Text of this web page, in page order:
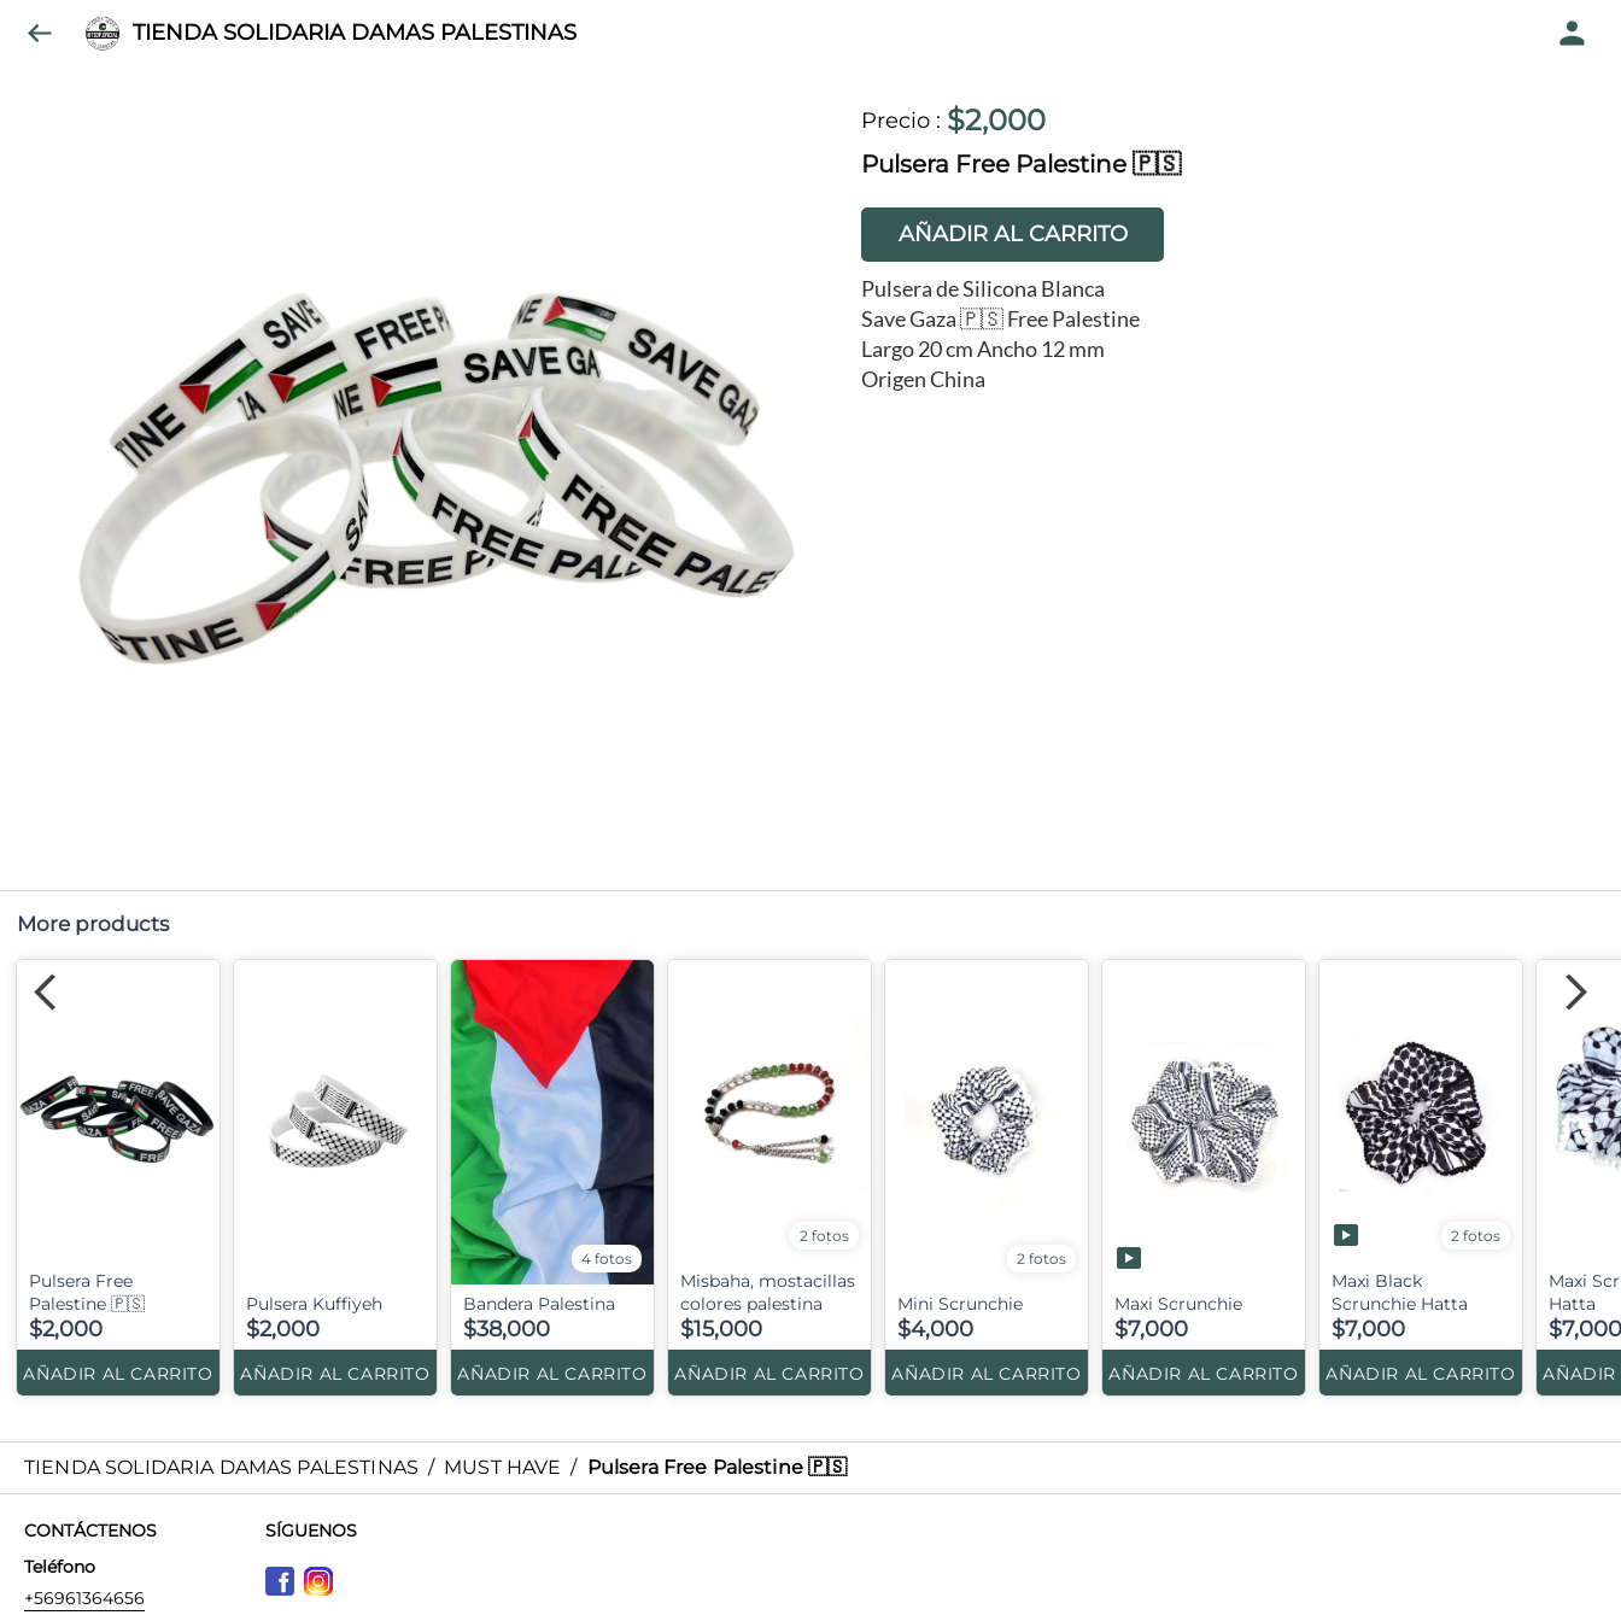
TIENDA SOLIDARIA DAMAS PALESTINAS
Precio : $2,000
Pulsera Free Palestine 🇵🇸
AÑADIR AL CARRITO
Pulsera de Silicona Blanca
Save Gaza 🇵🇸 Free Palestine
Largo 20 cm Ancho 12 mm
Origen China
More products
Pulsera Free
Palestine 🇵🇸
$2,000
AÑADIR AL CARRITO
Pulsera Kuffiyeh
$2,000
AÑADIR AL CARRITO
4 fotos
Bandera Palestina
$38,000
AÑADIR AL CARRITO
2 fotos
Misbaha, mostacillas
colores palestina
$15,000
AÑADIR AL CARRITO
2 fotos
Mini Scrunchie
$4,000
AÑADIR AL CARRITO
Maxi Scrunchie
$7,000
AÑADIR AL CARRITO
2 fotos
Maxi Black
Scrunchie Hatta
$7,000
AÑADIR AL CARRITO
Maxi
Hatta
$7,000
AÑADIR
TIENDA SOLIDARIA DAMAS PALESTINAS / MUST HAVE / Pulsera Free Palestine 🇵🇸
CONTÁCTENOS
Teléfono
+56961364656
SÍGUENOS